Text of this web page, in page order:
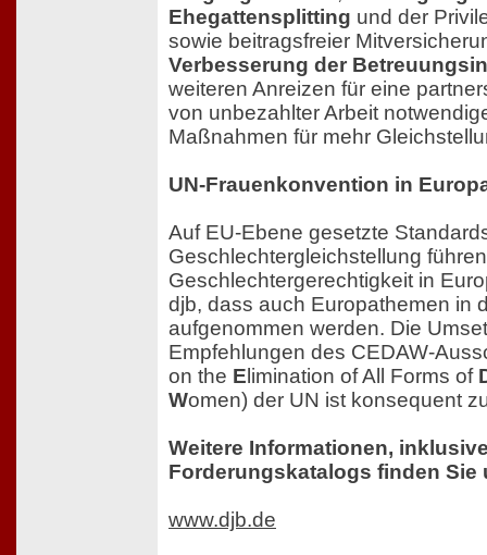
Ehegattensplitting und der
sowie beitragsfreier
Verbesserung der
weiteren Anreizen für eine
von unbezahlter Arbeit
Maßnahmen für mehr
UN-Frauenkonvention in
Auf EU-Ebene gesetzte
Geschlechtergleichstellung
Geschlechtergerechtigkeit in
djb, dass auch Europathemen in
aufgenommen werden. Die
Empfehlungen des CEDAW-
on the E limination of All Forms of
Women) der UN ist konsequent
Weitere Informationen,
Forderungskatalogs finden Sie
www.djb.de